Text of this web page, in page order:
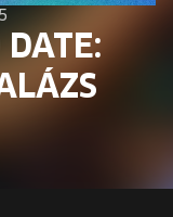
DATE: